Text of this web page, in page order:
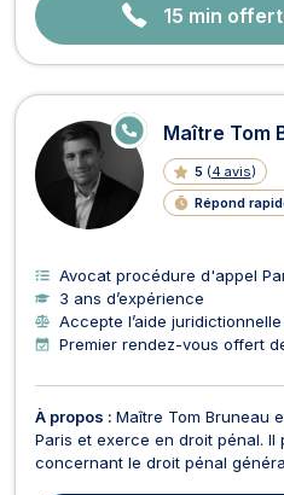
15 min
Maître Tom
5 (4 avis)
Répond
E
N
N
E
Avocat procédure d'appel
3 ans d’expérience
Accepte l’aide
Premier rendez-vous offert
À propos : Maître Tom Bruneau
Paris et exerce en droit pénal.
concernant le droit pénal